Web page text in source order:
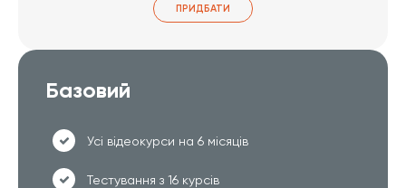
ПРИДБАТИ
Базовий
Усі відеокурси на 6 місяців
Тестування з 16 курсів